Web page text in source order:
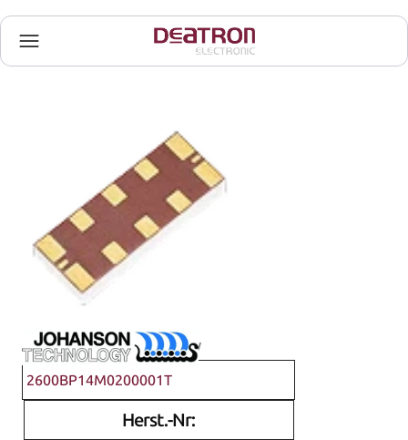
Johanson Technology
2600BP14M0200001T
Herst.-Nr: